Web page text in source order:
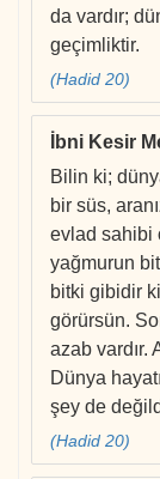
da vardır;
geçimliktir.
(Hadid 20)
İbni Kesir
Bilin ki;
bir süs,
evlad sahibi
yağmurun
bitki gibidir
görürsün.
azab vardır.
Dünya
şey de
(Hadid 20)